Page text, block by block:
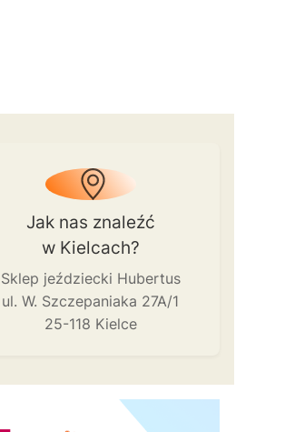
Jak nas znaleźć
w Kielcach?
Sklep jeździecki Hubertus
ul. W. Szczepaniaka 27A/1
25-118 Kielce